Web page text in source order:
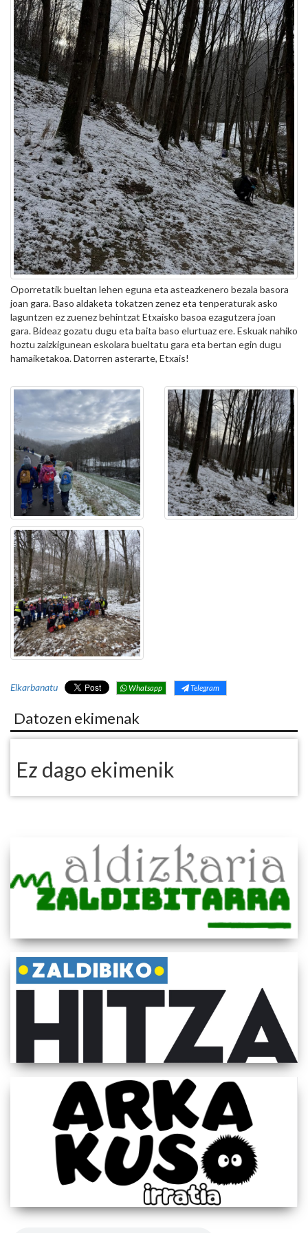
Oporretatik bueltan lehen eguna eta asteazkenero bezala basora
joan gara. Baso aldaketa tokatzen zenez eta tenperaturak asko
laguntzen ez zuenez behintzat Etxaisko basoa ezagutzera joan
gara. Bideaz gozatu dugu eta baita baso elurtuaz ere. Eskuak nahiko
hoztu zaizkigunean eskolara bueltatu gara eta bertan egin dugu
hamaiketakoa. Datorren asterarte, Etxais!
Elkarbanatu Whatsapp Telegram
Datozen ekimenak
Ez dago ekimenik